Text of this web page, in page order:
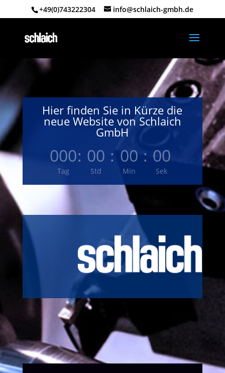
+49(0)743222304 info@schlaich-gmbh.de
Hier finden Sie in Kürze die
neue Website von Schlaich
GmbH
000
Tag
: 00
Std
: 00
Min
: 00
Sek